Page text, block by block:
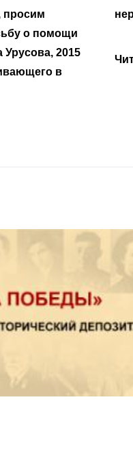
просим
о помощи
Урусова, 2015
в